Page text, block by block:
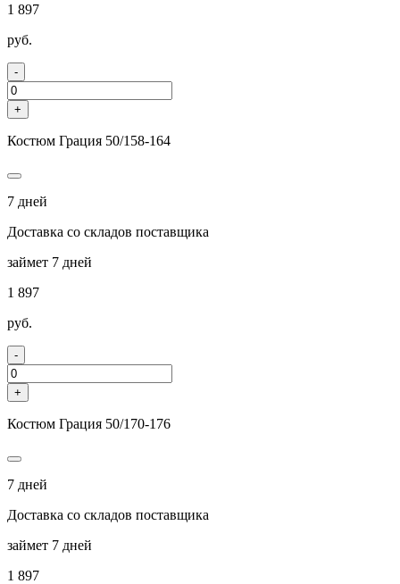
1 897
руб.
-
+
Костюм Грация 50/158-164
7 дней
Доставка со складов поставщика
займет 7 дней
1 897
руб.
-
+
Костюм Грация 50/170-176
7 дней
Доставка со складов поставщика
займет 7 дней
1 897